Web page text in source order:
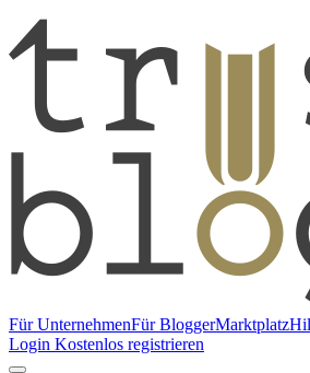
Für UnternehmenFür BloggerMarktplatz
Login Kostenlos registrieren